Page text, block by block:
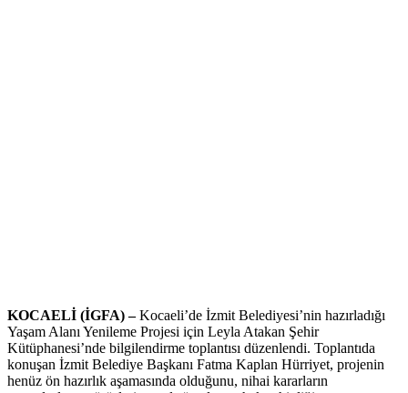
KOCAELİ (İGFA) –Kocaeli’de İzmit Belediyesi’nin hazırladığı
Yaşam Alanı Yenileme Projesi için Leyla Atakan Şehir
Kütüphanesi’nde bilgilendirme toplantısı düzenlendi. Toplantıda
konuşan İzmit Belediye Başkanı Fatma Kaplan Hürriyet, projenin
henüz ön hazırlık aşamasında olduğunu, nihai kararların